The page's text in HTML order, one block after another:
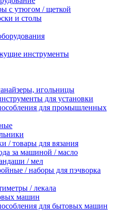
с утюгом / щеткой
и столы
инструменты
игольницы
для установки
для промышленных
/ товары для вязания
за машиной / масло
/ мел
/ наборы для пэчворка
/ лекала
машин
для бытовых машин